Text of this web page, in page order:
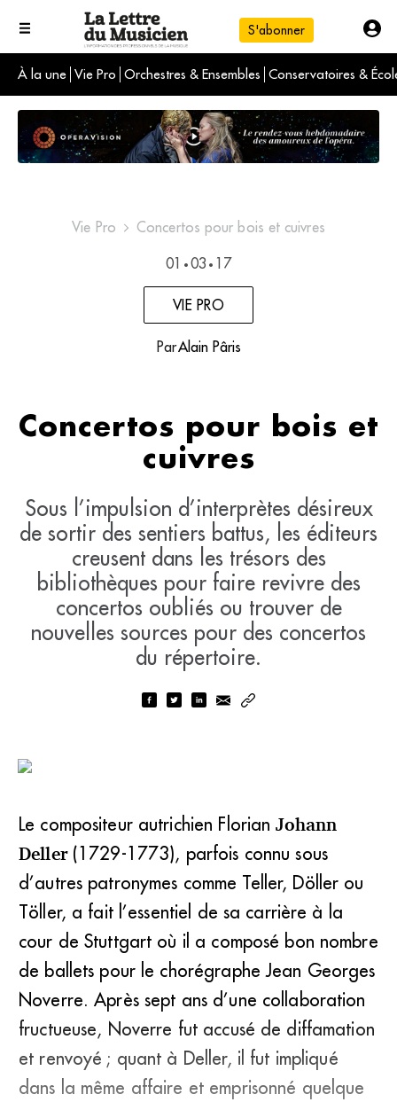
S'abonner
À la une Vie Pro Orchestres & Ensembles Conservatoires &
L'info du jour
Le numéro du mois
International
Vie Pro Concertos pour bois et cuivres
01 • 03 • 17
VIE PRO
ParAlain Pâris
Concertos pour bois et
cuivres
Sous l’impulsion d’interprètes désireux
de sortir des sentiers battus, les éditeurs
creusent dans les trésors des
bibliothèques pour faire revivre des
concertos oubliés ou trouver de
nouvelles sources pour des concertos
du répertoire.
Le compositeur autrichien FlorianJohann
Deller(1729-1773), parfois connu sous
d’autres patronymes comme Teller, Döller ou
Töller, a fait l’essentiel de sa carrière à la
cour de Stuttgart où il a composé bon nombre
de ballets pour le chorégraphe Jean Georges
Noverre. Après sept ans d’une collaboration
fructueuse, Noverre fut accusé de diffamation
et renvoyé ; quant à Deller, il fut impliqué
dans la même affaire et emprisonné quelque